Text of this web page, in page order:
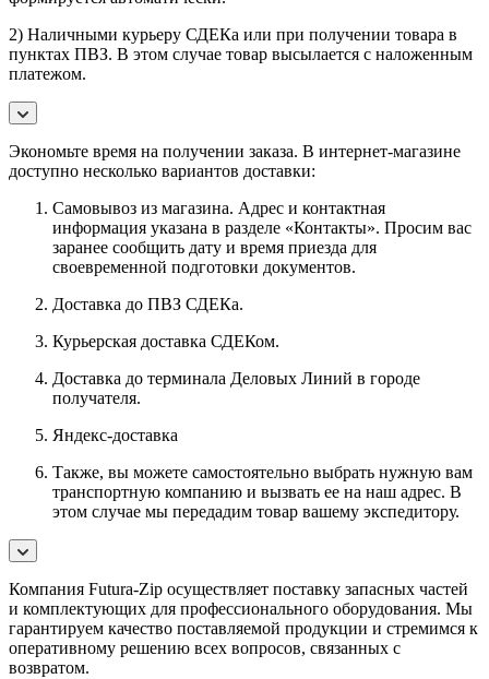
2) Наличными курьеру СДЕКа или при получении товара в
пунктах ПВЗ. В этом случае товар высылается с наложенным
платежом.
Экономьте время на получении заказа. В интернет-магазине
доступно несколько вариантов доставки:
Самовывоз из магазина. Адрес и контактная
информация указана в разделе «Контакты». Просим вас
заранее сообщить дату и время приезда для
своевременной подготовки документов.
Доставка до ПВЗ СДЕКа.
Курьерская доставка СДЕКом.
Доставка до терминала Деловых Линий в городе
получателя.
Яндекс-доставка
Также, вы можете самостоятельно выбрать нужную вам
транспортную компанию и вызвать ее на наш адрес. В
этом случае мы передадим товар вашему экспедитору.
Компания Futura-Zip осуществляет поставку запасных частей
и комплектующих для профессионального оборудования. Мы
гарантируем качество поставляемой продукции и стремимся к
оперативному решению всех вопросов, связанных с
возвратом.